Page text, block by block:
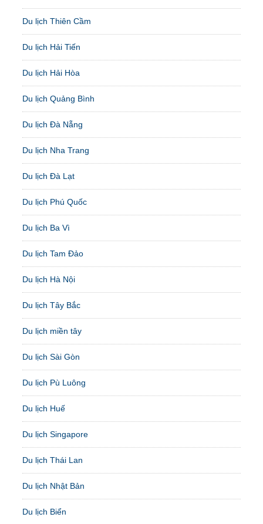
Du lịch Thiên Cầm
Du lịch Hải Tiến
Du lịch Hải Hòa
Du lịch Quảng Bình
Du lịch Đà Nẵng
Du lịch Nha Trang
Du lịch Đà Lạt
Du lịch Phú Quốc
Du lịch Ba Vì
Du lịch Tam Đảo
Du lịch Hà Nội
Du lịch Tây Bắc
Du lịch miền tây
Du lịch Sài Gòn
Du lịch Pù Luông
Du lịch Huế
Du lịch Singapore
Du lịch Thái Lan
Du lịch Nhật Bản
Du lịch Biển